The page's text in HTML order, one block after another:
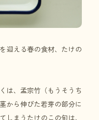
迎える春の食材、たけの
は、孟宗竹（もうそうち
から伸びた若芽の部分に
しまうたけのこの旬は、